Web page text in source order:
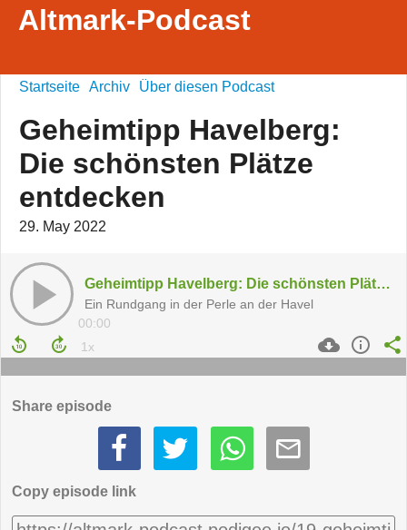
Altmark-Podcast
Startseite Archiv Über diesen Podcast
Geheimtipp Havelberg:
Die schönsten Plätze
entdecken
29. May 2022
Geheimtipp Havelberg: Die schönsten Plätze entdecken
Ein Rundgang in der Perle an der Havel
00:00
Share episode
Copy episode link